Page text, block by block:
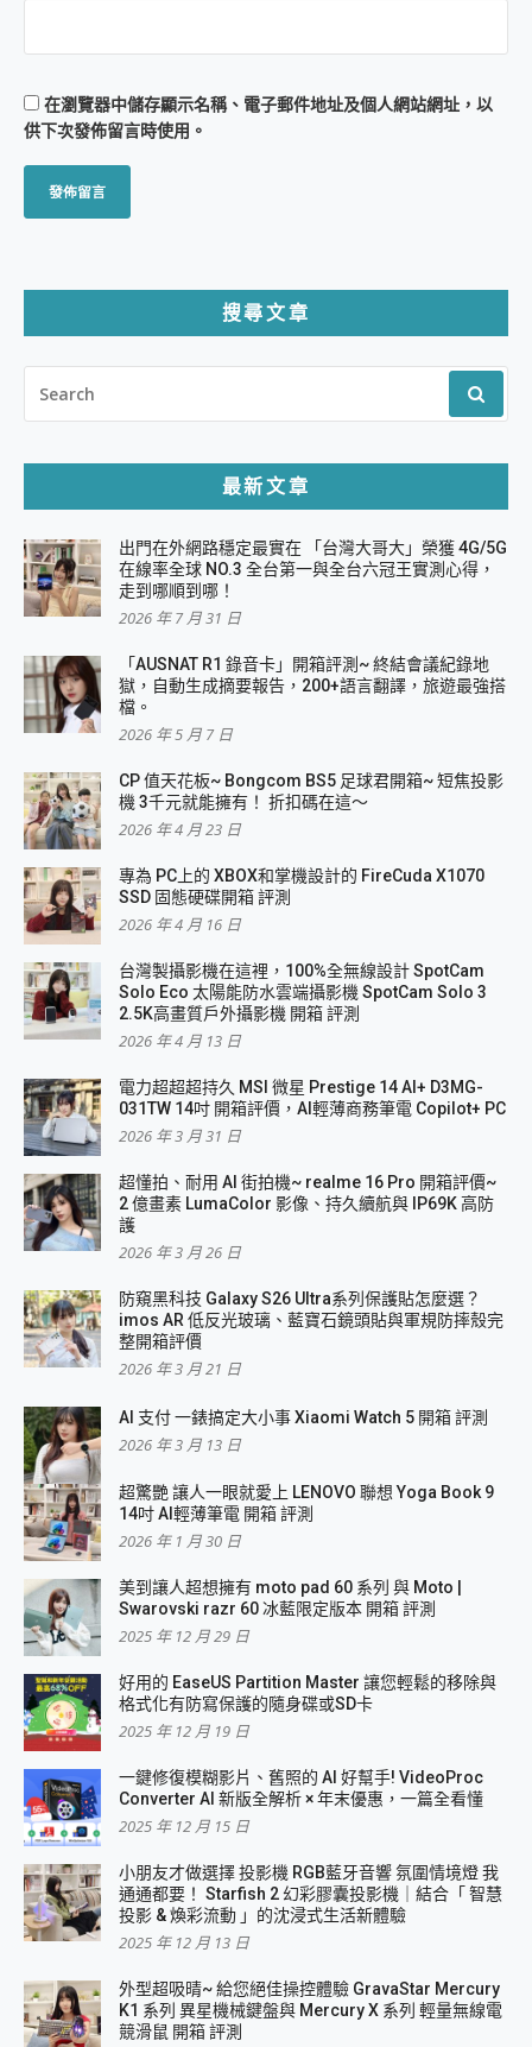
在瀏覽器中儲存顯示名稱、電子郵件地址及個人網站網址，以
供下次發佈留言時使用。
搜尋文章
FOR:
最新文章
出門在外網路穩定最實在 「台灣大哥大」榮獲 4G/5G
在線率全球 NO.3 全台第一與全台六冠王實測心得，
走到哪順到哪！
2026 年 7 月 31 日
「AUSNAT R1 錄音卡」開箱評測~ 終結會議紀錄地
獄，自動生成摘要報告，200+語言翻譯，旅遊最強搭
檔。
2026 年 5 月 7 日
CP 值天花板~ Bongcom BS5 足球君開箱~ 短焦投影
機 3千元就能擁有！ 折扣碼在這～
2026 年 4 月 23 日
專為 PC上的 XBOX和掌機設計的 FireCuda X1070
SSD 固態硬碟開箱 評測
2026 年 4 月 16 日
台灣製攝影機在這裡，100%全無線設計 SpotCam
Solo Eco 太陽能防水雲端攝影機 SpotCam Solo 3
2.5K高畫質戶外攝影機 開箱 評測
2026 年 4 月 13 日
電力超超超持久 MSI 微星 Prestige 14 AI+ D3MG-
031TW 14吋 開箱評價，AI輕薄商務筆電 Copilot+ PC
2026 年 3 月 31 日
超懂拍、耐用 AI 街拍機~ realme 16 Pro 開箱評價~
2 億畫素 LumaColor 影像、持久續航與 IP69K 高防
護
2026 年 3 月 26 日
防窺黑科技 Galaxy S26 Ultra系列保護貼怎麼選？
imos AR 低反光玻璃、藍寶石鏡頭貼與軍規防摔殼完
整開箱評價
2026 年 3 月 21 日
AI 支付 一錶搞定大小事 Xiaomi Watch 5 開箱 評測
2026 年 3 月 13 日
超驚艷 讓人一眼就愛上 LENOVO 聯想 Yoga Book 9
14吋 AI輕薄筆電 開箱 評測
2026 年 1 月 30 日
美到讓人超想擁有 moto pad 60 系列 與 Moto |
Swarovski razr 60 冰藍限定版本 開箱 評測
2025 年 12 月 29 日
好用的 EaseUS Partition Master 讓您輕鬆的移除與
格式化有防寫保護的隨身碟或SD卡
2025 年 12 月 19 日
一鍵修復模糊影片、舊照的 AI 好幫手! VideoProc
Converter AI 新版全解析 × 年末優惠，一篇全看懂
2025 年 12 月 15 日
小朋友才做選擇 投影機 RGB藍牙音響 氛圍情境燈 我
通通都要！ Starfish 2 幻彩膠囊投影機｜結合「 智慧
投影 & 煥彩流動 」的沈浸式生活新體驗
2025 年 12 月 13 日
外型超吸晴~ 給您絕佳操控體驗 GravaStar Mercury
K1 系列 異星機械鍵盤與 Mercury X 系列 輕量無線電
競滑鼠 開箱 評測